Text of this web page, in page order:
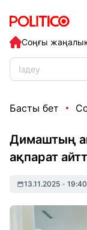
Соңғы
Басты бет
Димаштың
ақпарат
13.11.2025 • 19:40